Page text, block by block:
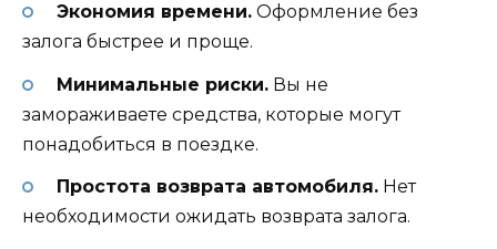
Экономия времени.Оформление без
залога быстрее и проще.
Минимальные риски.Вы не
замораживаете средства, которые могут
понадобиться в поездке.
Простота возврата автомобиля.Нет
необходимости ожидать возврата залога.